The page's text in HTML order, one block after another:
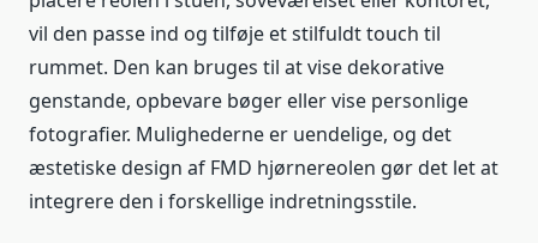
vil den passe ind og tilføje et stilfuldt touch til
rummet. Den kan bruges til at vise dekorative
genstande, opbevare bøger eller vise personlige
fotografier. Mulighederne er uendelige, og det
æstetiske design af FMD hjørnereolen gør det let at
integrere den i forskellige indretningsstile.